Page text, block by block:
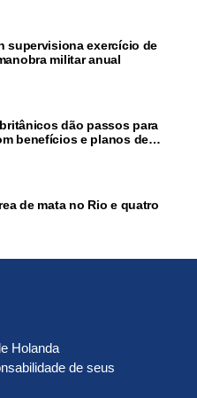
supervisiona exercício de
militar anual
dão passos para
benefícios e planos de
de mata no Rio e quatro
Holanda
de seus